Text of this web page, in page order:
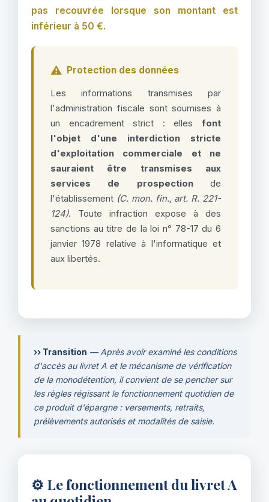
pas recouvrée lorsque son montant est
inférieur à 50 €.
⚠️ Protection des données
Les informations transmises par
l'administration fiscale sont soumises à
un encadrement strict : elles font
l'objet d'une interdiction stricte
d'exploitation commerciale et ne
sauraient être transmises aux
services de prospectionde
l'établissement (C. mon. fin., art. R. 221-
124). Toute infraction expose à des
sanctions au titre de la loi n° 78-17 du 6
janvier 1978 relative à l'informatique et
aux libertés.
›› Transition — Après avoir examiné les conditions
d'accès au livret A et le mécanisme de vérification
de la monodétention, il convient de se pencher sur
les règles régissant le fonctionnement quotidien de
ce produit d'épargne : versements, retraits,
prélèvements autorisés et modalités de saisie.
⚙️ Le fonctionnement du livret A